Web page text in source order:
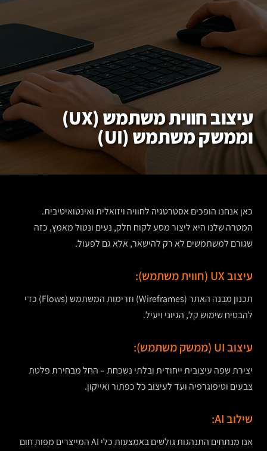
עיצוב חווית משתמש (UX)
וממשק משתמש (UI)
כאן אנחנו הופכים אסטרטגיה לחוויה ויזואלית ואינטואיטיבית.
המטרה שלנו היא ליצור מסע לקוח חלק, נעים ונטול מאמץ, כזה
שגורם למשתמשים לא רק להישאר, אלא גם לפעול.
עיצוב UX (חווית משתמש):
תכנון מבנה האתר (Wireframes) וזרימות המשתמש (Flows) כדי
להבטיח שימוש קל, הגיוני ויעיל.
עיצוב UI (ממשק משתמש):
יצירת שפה עיצובית ייחודית ובלתי נשכחת – החל מבחירת פלטת
צבעים וטיפוגרפיה ועד לעיצוב כל כפתור ואייקון.
שילוב AI:
אנו מנתחים התנהגות גולשים באמצעות כלי AI המייצרים מפות חום